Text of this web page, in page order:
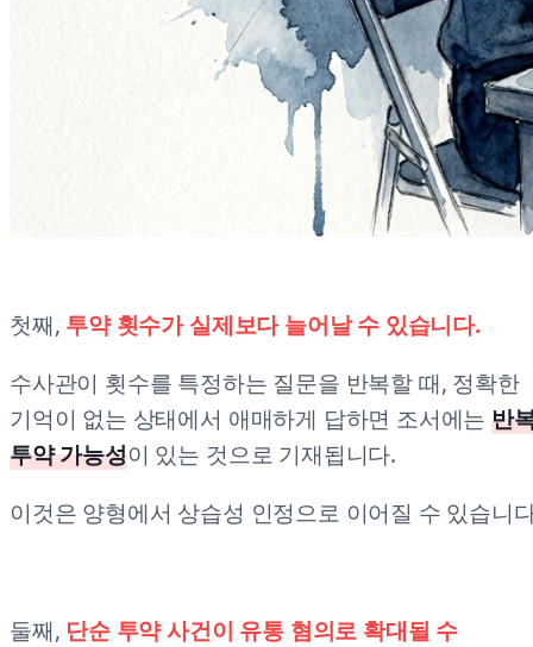
첫째, 투약 횟수가 실제보다 늘어날 수 있습니다.
수사관이 횟수를 특정하는 질문을 반복할 때, 정확한
기억이 없는 상태에서 애매하게 답하면 조서에는반
투약 가능성이 있는 것으로 기재됩니다.
이것은 양형에서 상습성 인정으로 이어질 수 있습니
둘째, 단순 투약 사건이 유통 혐의로 확대될 수